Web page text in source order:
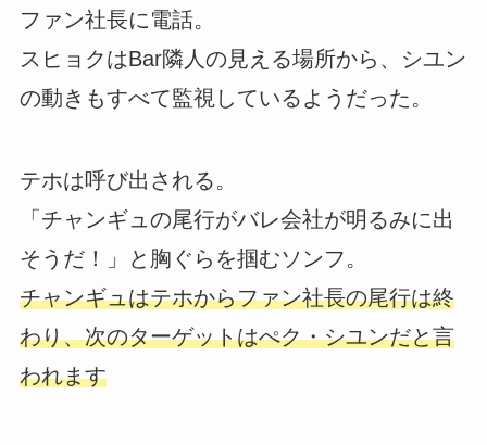
ファン社長に電話。
スヒョクはBar隣人の見える場所から、シユン
の動きもすべて監視しているようだった。
テホは呼び出される。
「チャンギュの尾行がバレ会社が明るみに出
そうだ！」と胸ぐらを掴むソンフ。
チャンギュはテホからファン社長の尾行は終
わり、次のターゲットはぺク・シユンだと言
われます